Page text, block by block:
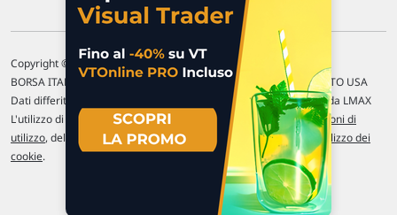
Copyright © 1996-2026 Traderlink Italia s.r.l.
BORSA ITALIANA Quotazioni di borsa differite di 15 min. / MERCATO USA
Dati differiti di 15 min. (fonte Intrinio) / FOREX Quotazioni fornite da LMAX
L'utilizzo di questo sito implica l'accettazione delle nostre Condizioni di
utilizzo, del Disclaimer MAR, dellePolitiche sulla privacye dell' Utilizzo dei
cookie.